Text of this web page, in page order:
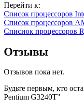
Перейти к:
Список процессоров
Список процессоров
Списиок процессоров
Отзывы
Отзывов пока нет.
Будьте первым, кто
Pentium G3240T”